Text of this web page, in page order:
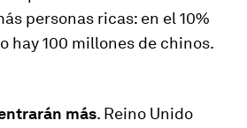
personas ricas: en el 10%
hay 100 millones de chinos.
más. Reino Unido